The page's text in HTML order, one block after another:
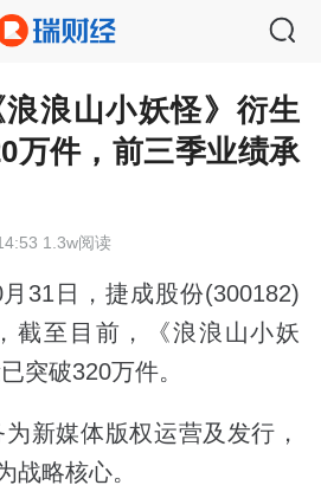
浪山小妖怪》衍生
万件，前三季业绩承
1.3w阅读
31日，捷成股份(300182)
截至目前，《浪浪山小妖
突破320万件。
新媒体版权运营及发行，
战略核心。